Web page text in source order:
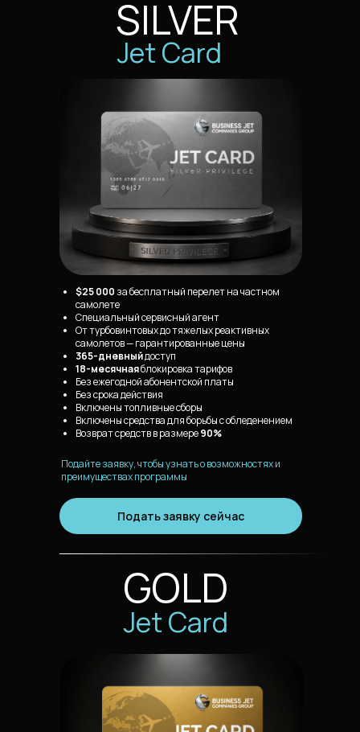
GOLD
Подать заявку сейчас
Jet Card
Jet Card
SILVER
Подайте заявку, чтобы узнать о возможностях и
преимуществах программы
$25 000за бесплатный перелет на частном
самолете
Специальный сервисный агент
От турбовинтовых до тяжелых реактивных
самолетов — гарантированные цены
365-дневныйдоступ
18-месячнаяблокировка тарифов
Без ежегодной абонентской платы
Без срока действия
Включены топливные сборы
Включены средства для борьбы с обледенением
Возврат средств в размере90%